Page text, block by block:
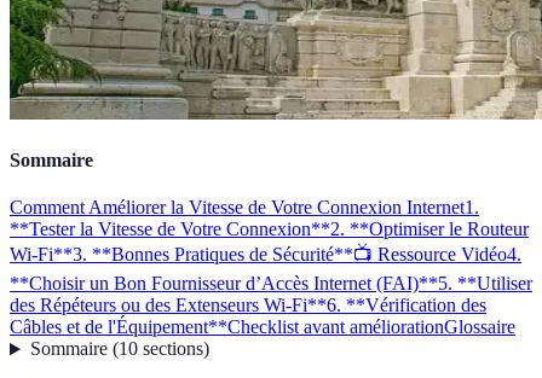
Sommaire
Comment Améliorer la Vitesse de Votre Connexion Internet1.
**Tester la Vitesse de Votre Connexion**2. **Optimiser le Routeur
Wi-Fi**3. **Bonnes Pratiques de Sécurité**📺 Ressource Vidéo4.
**Choisir un Bon Fournisseur d’Accès Internet (FAI)**5. **Utiliser
des Répéteurs ou des Extenseurs Wi-Fi**6. **Vérification des
Câbles et de l'Équipement**Checklist avant améliorationGlossaire
Sommaire(10 sections)